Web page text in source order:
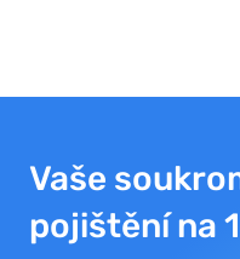
Vaše
pojištění na